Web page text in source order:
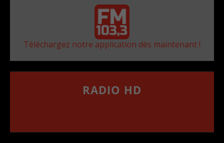
Téléchargez notre application dès maintenant !
RADIO HD